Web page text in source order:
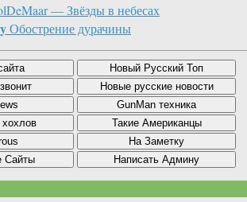
— Звёзды в небесах
Обострение дурачины